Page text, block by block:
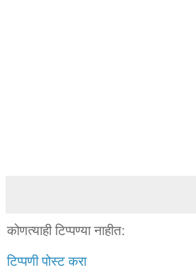
कोणत्याही टिप्पण्‍या नाहीत:
टिप्पणी पोस्ट करा